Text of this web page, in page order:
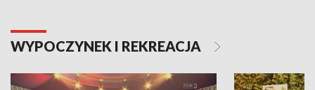
WYPOCZYNEK I REKREACJA